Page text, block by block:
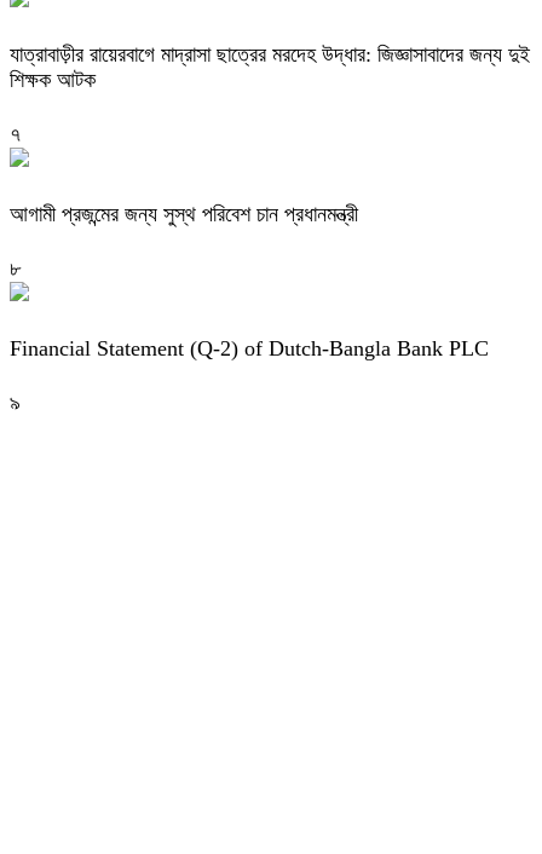
যাত্রাবাড়ীর রায়েরবাগে মাদ্রাসা ছাত্রের মরদেহ উদ্ধার: জিজ্ঞাসাবাদের জন্য দুই
শিক্ষক আটক
৭
আগামী প্রজন্মের জন্য সুস্থ পরিবেশ চান প্রধানমন্ত্রী
৮
Financial Statement (Q-2) of Dutch-Bangla Bank PLC
৯